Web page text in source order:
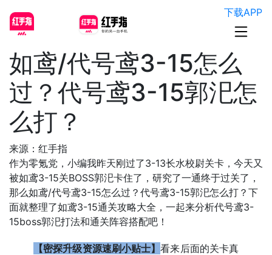
下载APP
如鸢/代号鸢3-15怎么
过？代号鸢3-15郭汜怎
么打？
来源：红手指
作为零氪党，小编我昨天刚过了3-13长水校尉关卡，今天又
被如鸢3-15关BOSS郭汜卡住了，研究了一通终于过关了，
那么如鸢/代号鸢3-15怎么过？代号鸢3-15郭汜怎么打？下
面就整理了如鸢3-15通关攻略大全，一起来分析代号鸢3-
15boss郭汜打法和通关阵容搭配吧！
【密探升级资源速刷小贴士】看来后面的关卡真